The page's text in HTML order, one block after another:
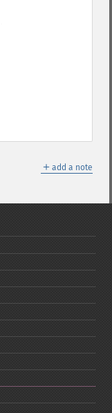
＋ add a note